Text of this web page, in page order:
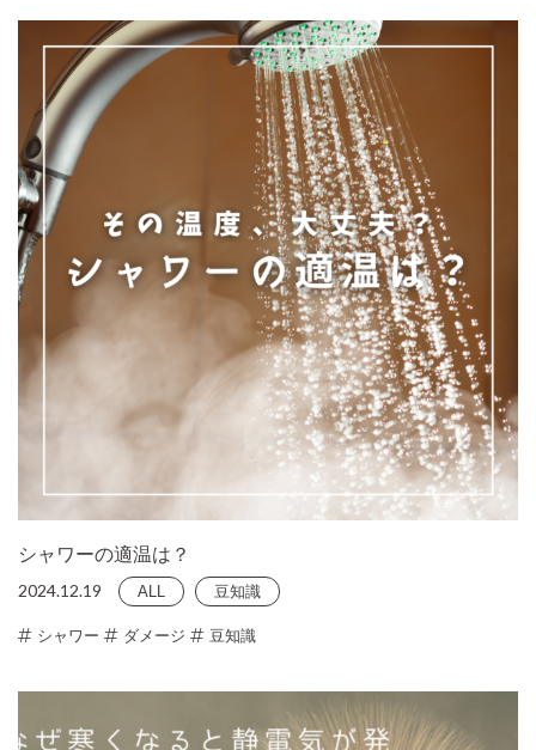
シャワーの適温は？
2024.12.19
ALL 豆知識
シャワー ダメージ 豆知識